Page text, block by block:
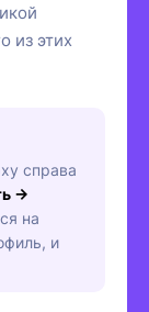
из этих
справа
→
на
и